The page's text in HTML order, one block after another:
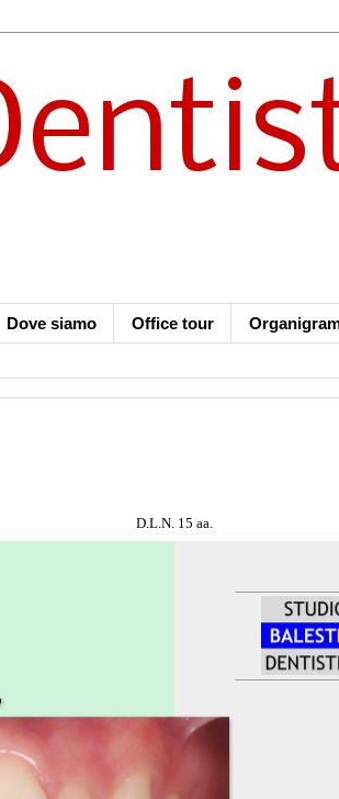
Dove siamo Office tour
D.L.N. 15 aa.